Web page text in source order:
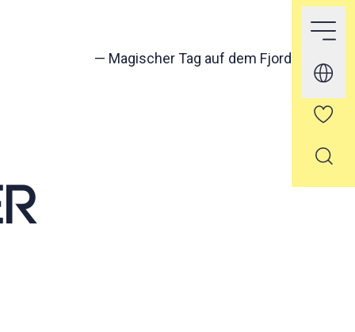
— Magischer Tag auf dem Fjord